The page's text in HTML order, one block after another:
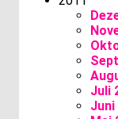
Juli
Juni